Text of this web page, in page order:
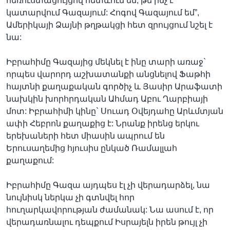
կատարվում Գազայում: Հոգով Գազայում եմ”,
Ամերիկայի Ձայնի թղթակցի հետ զրույցում նշել է
նա:
Իբրահիմը Գազայից մեկնել է ինը տարի առաջ`
որպես վարորդ աշխատանքի անցնելով Ֆաթհի
հայտնի քաղաքական գործիչ և Յասիր Արաֆատի
նախկին խորհրդական Ահմադ Աբու Ղարբիայի
մոտ: Իբրահիմի կինը` Սուադ Օվեյդահը Արևմտյան
ափի Հեբրոն քաղաքից է: Նրանք իրենց երկու
երեխաների հետ միասին ապրում են
Երուսաղեմից հյուսիս ընկած Ռամալլահ
քաղաքում:
Իբրահիմը Գազա այդպես էլ չի վերադարձել, նա
նույնիսկ ներկա չի գտնվել հոր
հուղարկավորության ժամանակ: Նա ասում է, որ
վերադառնալու դեպքում Իսրայելն իրեն թույլ չի